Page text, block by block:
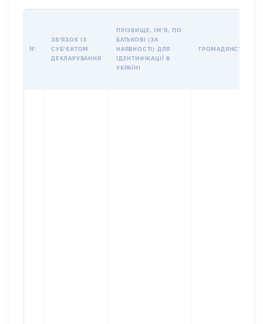
№
ЗВʼЯЗОК ІЗ
СУБʼЄКТОМ
ДЕКЛАРУВАННЯ
ПРІЗВИЩЕ, ІМʼЯ, ПО
БАТЬКОВІ (ЗА
НАЯВНОСТІ) ДЛЯ
ІДЕНТИФІКАЦІЇ В
УКРАЇНІ
ГРОМАДЯНСТВО